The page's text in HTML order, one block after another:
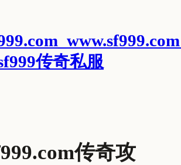
传奇私服
传奇攻